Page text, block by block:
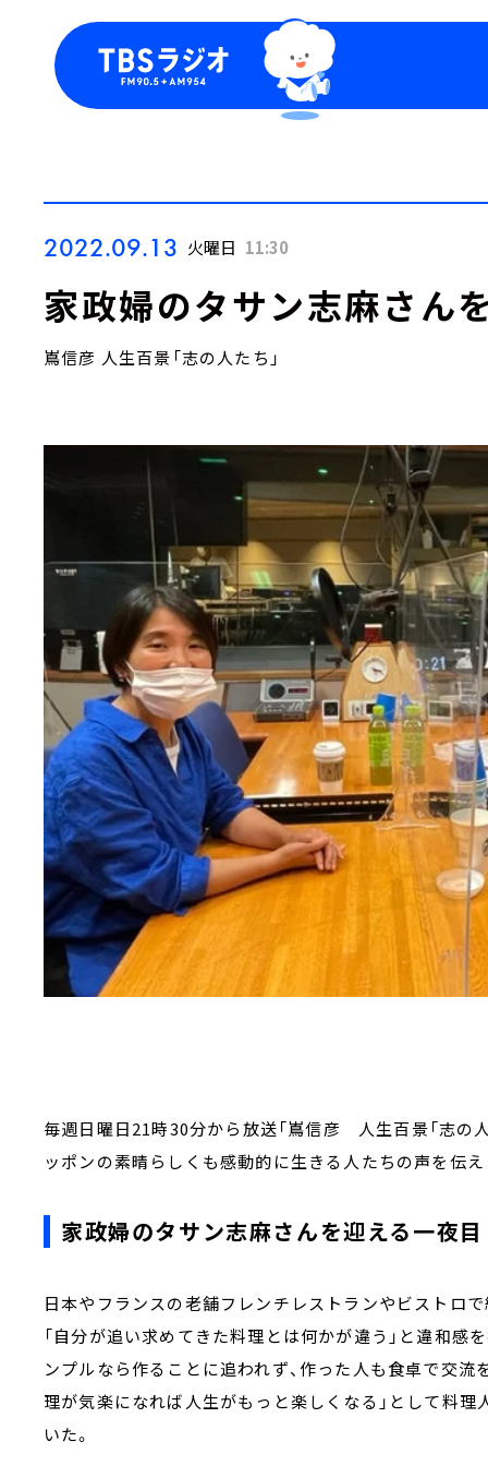
2022.09.13 火曜日 11:30
家政婦のタサン志麻さん
嶌信彦 人生百景「志の人たち」
毎週日曜日21時30分から放送「嶌信彦 人生百景「志の
ッポンの素晴らしくも感動的に生きる人たちの声を伝え
家政婦のタサン志麻さんを迎える一夜目
日本やフランスの老舗フレンチレストランやビストロ
「自分が追い求めてきた料理とは何かが違う」と違和感
ンプルなら作ることに追われず、作った人も食卓で交流
理が気楽になれば人生がもっと楽しくなる」として料理
いた。